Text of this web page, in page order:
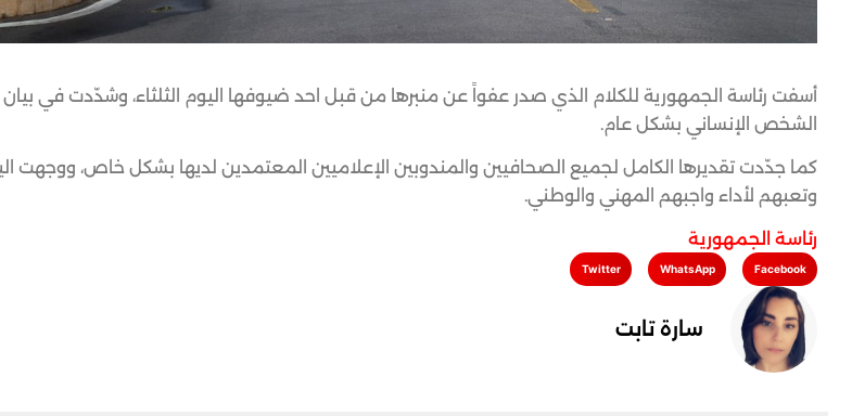
أسفت رئاسة الجمهورية للكلام الذي صدر عفواً عن منبرها من قبل احد ضيوفها اليوم الثلثاء، وشدّدت في بيان
الشخص الإنساني بشكل عام.
كما جدّدت تقديرها الكامل لجميع الصحافيين والمندوبين الإعلاميين المعتمدين لديها بشكل خاص، ووجهت
وتعبهم لأداء واجبهم المهني والوطني.
رئاسة الجمهورية
Facebook
WhatsApp
Twitter
سارة تابت